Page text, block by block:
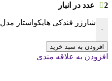
2 عدد در انبار
-
شارژر فندکی هایکواستار مدل HS-CC24 عدد
افزودن به سبد خرید
افزودن به علاقه مندی